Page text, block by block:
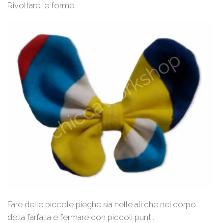
Rivoltare le forme
Fare delle piccole pieghe sia nelle ali che nel corpo
della farfalla e fermare con piccoli punti.